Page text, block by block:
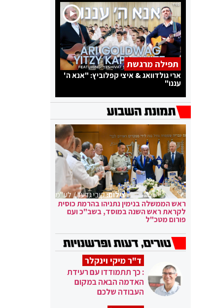
תפילה מרגשת
ארי גולדוואג & איצי קפלוביץ: "אנא ה'
עננו"
צילום:קובי גדעון / לע"מ
ראש הממשלה בנימין נתניהו בהרמת כוסית
לקראת ראש השנה במוסד, בשב"כ ועם
פורום מטכ"ל
ד"ר מיקי וינקלר
: כך תתמודדו עם רעידת
האדמה הבאה במקום
העבודה שלכם